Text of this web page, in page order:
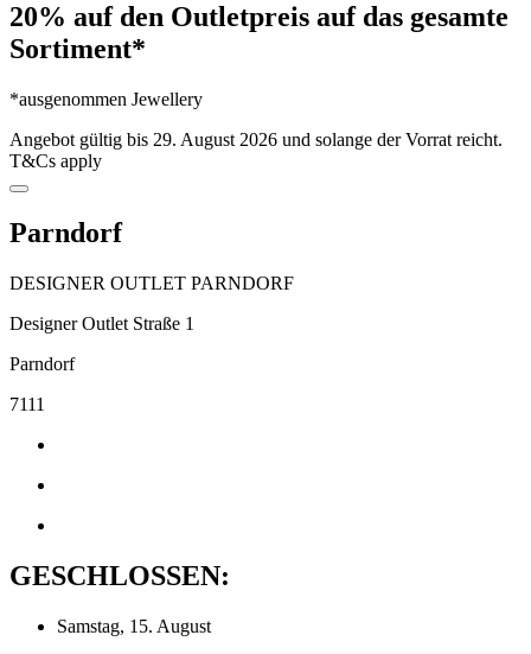
20% auf den Outletpreis auf das gesamte
Sortiment*
*ausgenommen Jewellery
Angebot gültig bis 29. August 2026 und solange der Vorrat reicht.
T&Cs apply
Parndorf
DESIGNER OUTLET PARNDORF
Designer Outlet Straße 1
Parndorf
7111
GESCHLOSSEN:
Samstag, 15. August